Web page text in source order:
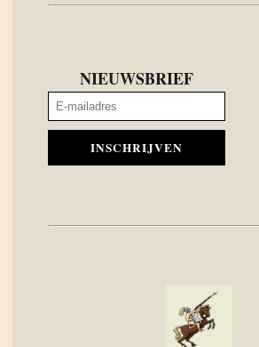
NIEUWSBRIEF
INSCHRIJVEN